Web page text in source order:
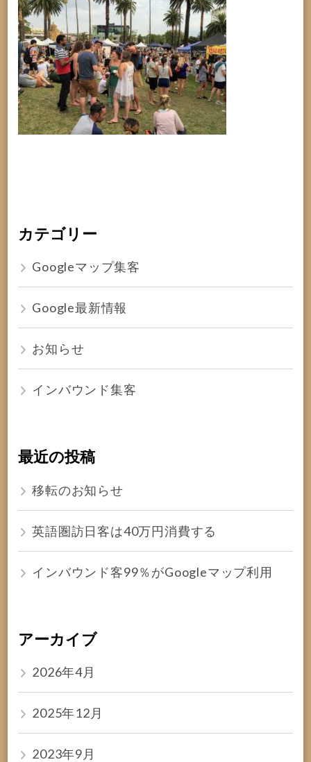
カテゴリー
Googleマップ集客
Google最新情報
お知らせ
インバウンド集客
最近の投稿
移転のお知らせ
英語圏訪日客は40万円消費する
インバウンド客99％がGoogleマップ利用
アーカイブ
2026年4月
2025年12月
2023年9月